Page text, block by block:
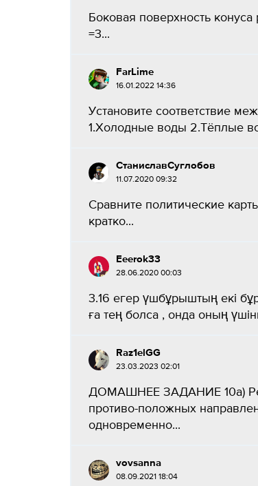
Боковая поверхность
=3...
FarLime
16.01.2022 14:36
Установите соответствие
1.Холодные воды 2.Тёплые
СтаниславСуглобов
11.07.2020 09:32
Сравните политические
кратко...
Eeerok33
28.06.2020 00:03
3.16 егер үшбұрыштың екі
ға тең болса , онда оның
Raz1elGG
23.03.2023 02:01
ДОМАШНЕЕ ЗАДАНИЕ 10а)
противо-положных
одновременно...
vovsanna
08.09.2021 18:04